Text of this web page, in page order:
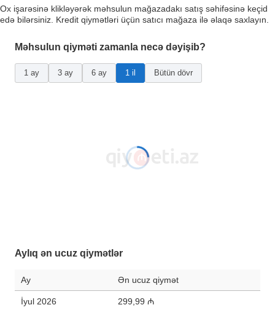
Ox işarəsinə klikləyərək məhsulun mağazadakı satış səhifəsinə keçid
edə bilərsiniz. Kredit qiymətləri üçün satıcı mağaza ilə əlaqə saxlayın.
Məhsulun qiyməti zamanla necə dəyişib?
1 ay 3 ay 6 ay 1 il Bütün dövr
Aylıq ən ucuz qiymətlər
Ay Ən ucuz qiymət
İyul 2026 299,99 ₼